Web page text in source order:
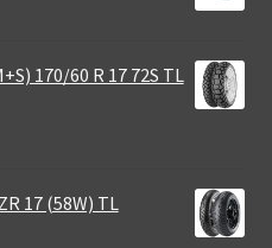
170/60 R 17 72S TL
17 (58W) TL